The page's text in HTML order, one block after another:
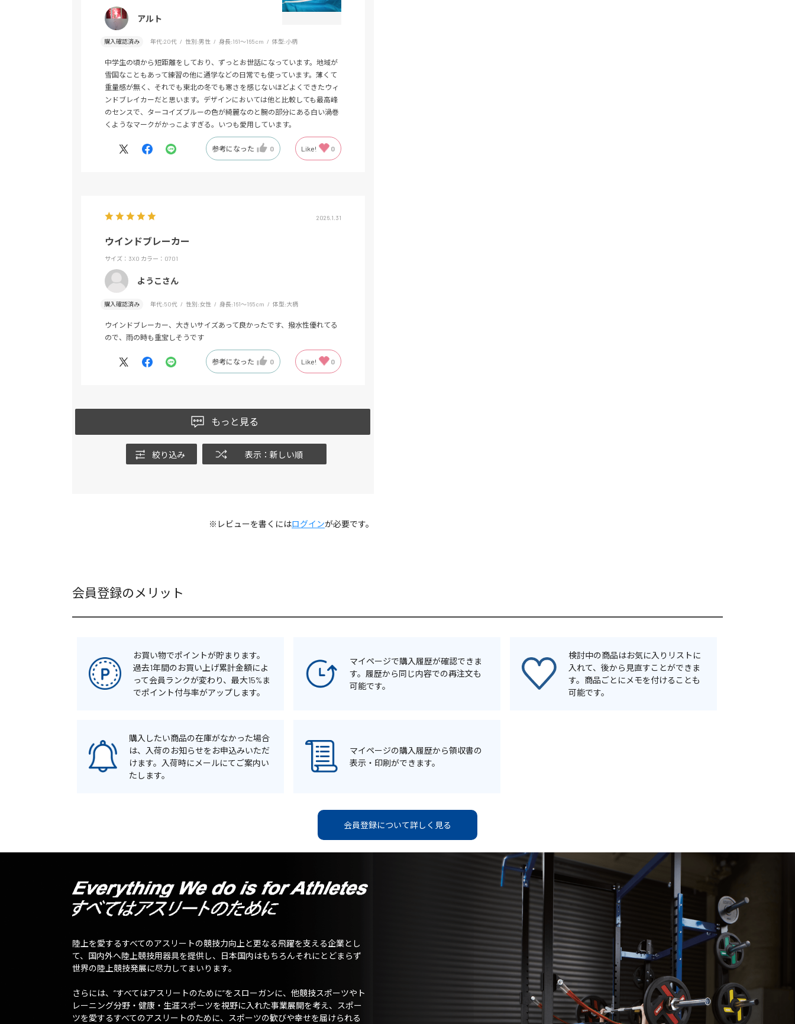
アルト
購入確認済み 年代:20代 性別:男性 身長:161～165cm 体型:小柄
中学生の頃から短距離をしており、ずっとお世話になっています。地域が
雪国なこともあって練習の他に通学などの日常でも使っています。薄くて
重量感が無く、それでも東北の冬でも寒さを感じないほどよくできたウィ
ンドブレイカーだと思います。デザインにおいては他と比較しても最高峰
のセンスで、ターコイズブルーの色が綺麗なのと腕の部分にある白い渦巻
くようなマークがかっこよすぎる。いつも愛用しています。
参考になった 0 Like! 0
2026.1.31
ウインドブレーカー
サイズ：3XO カラー：0701
ようこさん
購入確認済み 年代:50代 性別:女性 身長:161～165cm 体型:大柄
ウインドブレーカー、大きいサイズあって良かったです、撥水性優れてる
ので、雨の時も重宝しそうです
参考になった 0 Like! 0
もっと見る
絞り込み 表示：新しい順
※レビューを書くにはログインが必要です。
会員登録のメリット
お買い物でポイントが貯まります。
過去1年間のお買い上げ累計金額によ
って会員ランクが変わり、最大15%ま
でポイント付与率がアップします。
マイページで購入履歴が確認できま
す。履歴から同じ内容での再注文も
可能です。
検討中の商品はお気に入りリストに
入れて、後から見直すことができま
す。商品ごとにメモを付けることも
可能です。
購入したい商品の在庫がなかった場合
は、入荷のお知らせをお申込みいただ
けます。入荷時にメールにてご案内い
たします。
マイページの購入履歴から領収書の
表示・印刷ができます。
会員登録について詳しく見る
陸上を愛するすべてのアスリートの競技力向上と更なる飛躍を支える企業とし
て、国内外へ陸上競技用器具を提供し、日本国内はもちろんそれにとどまらず
世界の陸上競技発展に尽力してまいります。
さらには、”すべてはアスリートのために”をスローガンに、他競技スポーツやト
レーニング分野・健康・生涯スポーツを視野に入れた事業展開を考え、スポー
ツを愛するすべてのアスリートのために、スポーツの歓びや幸せを届けられる